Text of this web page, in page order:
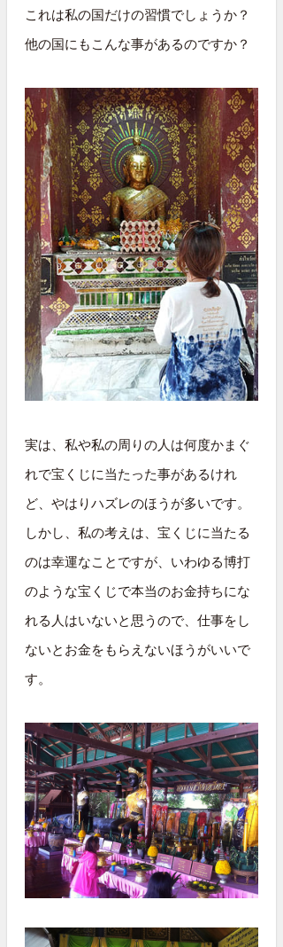
これは私の国だけの習慣でしょうか？
他の国にもこんな事があるのですか？
実は、私や私の周りの人は何度かまぐ
れで宝くじに当たった事があるけれ
ど、やはりハズレのほうが多いです。
しかし、私の考えは、宝くじに当たる
のは幸運なことですが、いわゆる博打
のような宝くじで本当のお金持ちにな
れる人はいないと思うので、仕事をし
ないとお金をもらえないほうがいいで
す。